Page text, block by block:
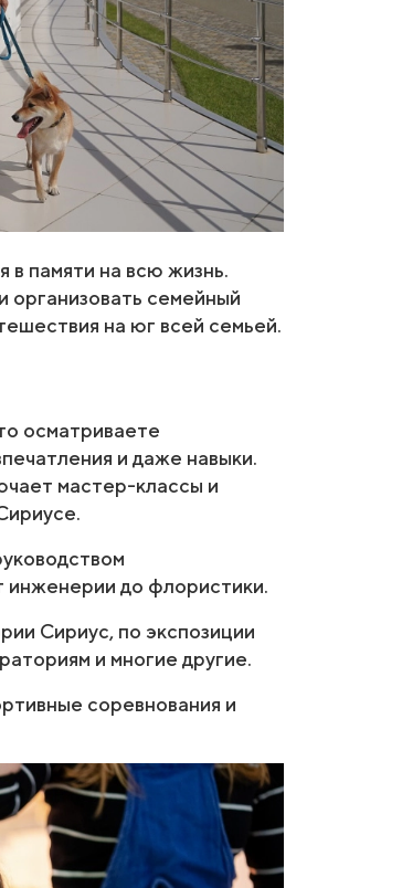
памяти на всю жизнь.
организовать семейный
на юг всей семьей.
осматриваете
и даже навыки.
мастер-классы и
инженерии до флористики.
Сириус, по экспозиции
и многие другие.
соревнования и